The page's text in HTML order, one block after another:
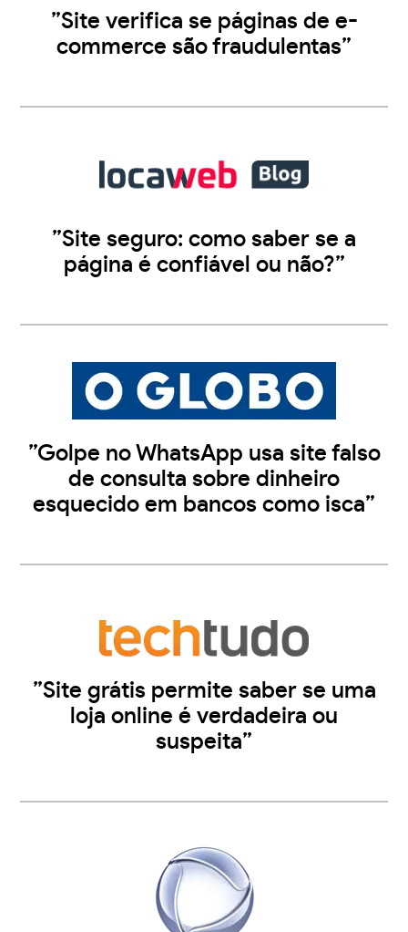
”Site verifica se páginas de e-
commerce são fraudulentas”
”Site seguro: como saber se a
página é confiável ou não?”
”Golpe no WhatsApp usa site falso
de consulta sobre dinheiro
esquecido em bancos como isca”
”Site grátis permite saber se uma
loja online é verdadeira ou
suspeita”